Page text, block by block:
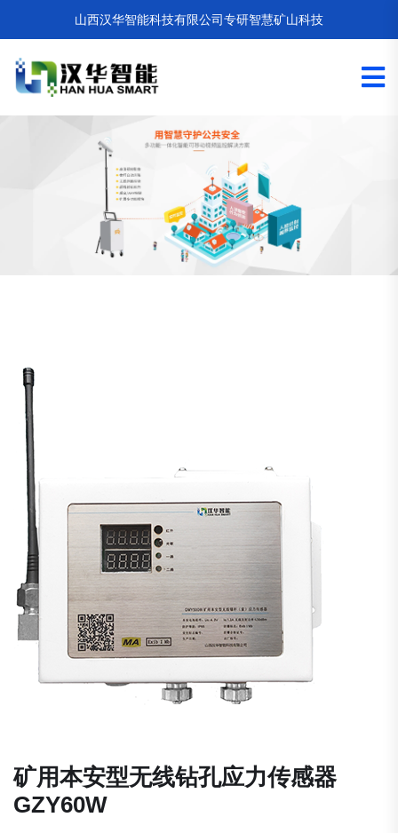
山西汉华智能科技有限公司专研智慧矿山科技
矿用本安型无线钻孔应力传感器
GZY60W